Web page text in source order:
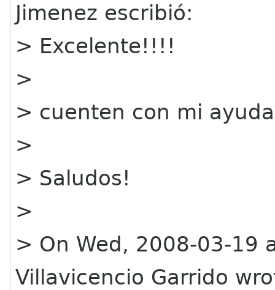
Jimenez escribió:
> Excelente!!!!
>
> cuenten con mi
>
> Saludos!
>
> On Wed, 2008-03-19
Villavicencio Garrido